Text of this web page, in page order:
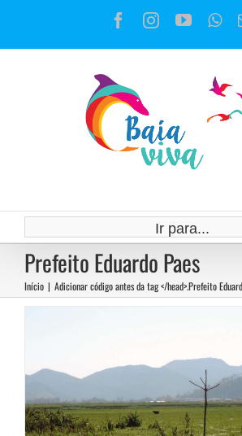
o
Facebook
Instagram
Ir para...
Prefeito Eduardo Paes
Início | Adicionar código antes da tag </head>.Prefeito
Luta pelas
Vargens
Notícias